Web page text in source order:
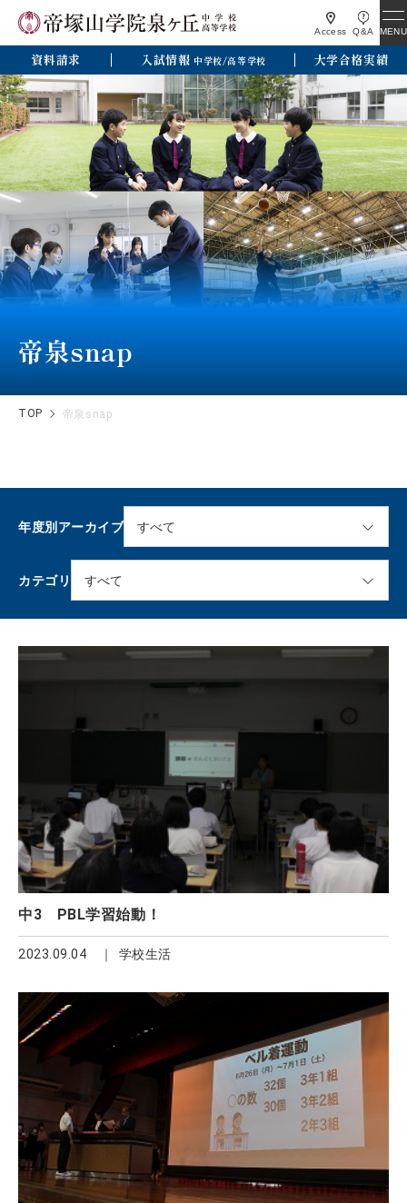
Access Q&A MENU
資料請求 入試情報 中学校/高等学校 大学合格実績
帝泉snap
TOP 帝泉snap
年度別アーカイブ
カテゴリ
中3 PBL学習始動！
2023.09.04 学校生活